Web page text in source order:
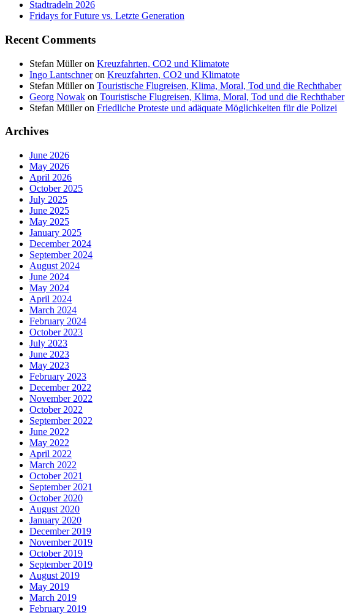
Stadtradeln 2026
Fridays for Future vs. Letzte Generation
Recent Comments
Stefan Mülleron Kreuzfahrten, CO2 und Klimatote
Ingo Lantschneron Kreuzfahrten, CO2 und Klimatote
Stefan Mülleron Touristische Flugreisen, Klima, Moral, Tod und die Rechthaber
Georg Nowak on Touristische Flugreisen, Klima, Moral, Tod und die Rechthaber
Stefan Mülleron Friedliche Proteste und adäquate Möglichkeiten für die Polizei
Archives
June 2026
May 2026
April 2026
October 2025
July 2025
June 2025
May 2025
January 2025
December 2024
September 2024
August 2024
June 2024
May 2024
April 2024
March 2024
February 2024
October 2023
July 2023
June 2023
May 2023
February 2023
December 2022
November 2022
October 2022
September 2022
June 2022
May 2022
April 2022
March 2022
October 2021
September 2021
October 2020
August 2020
January 2020
December 2019
November 2019
October 2019
September 2019
August 2019
May 2019
March 2019
February 2019